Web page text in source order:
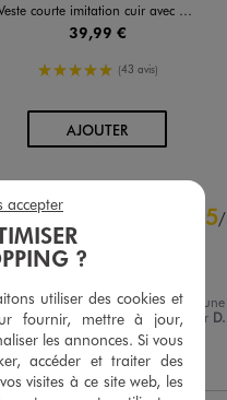
courte imitation cuir avec boutons fantaisie femme
39,99 €
5/5 de moyenne
(43 avis)
AJOUTERAU PANIER
5/
Avis vérifié et récompensé
Elégant
Avis du25/01/2026 , suite à une
expérience du18/12/2025 par
Utile(0) Signaler
?
utiliser des cookies et
fournir, mettre à jour,
les annonces. Si vous
accéder et traiter des
visites à ce site web, les
accepter